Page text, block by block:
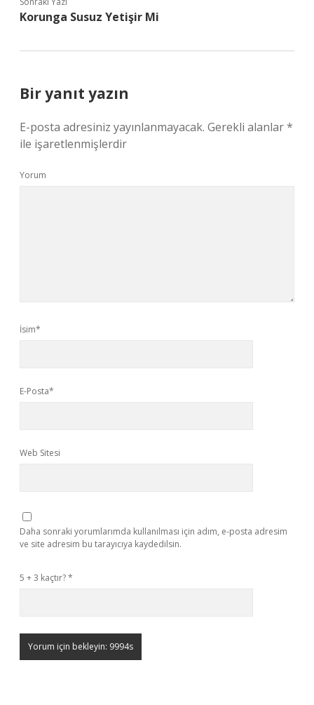
Korunga Susuz Yetişir Mi
Bir yanıt yazın
E-posta adresiniz yayınlanmayacak. Gerekli alanlar*
ile işaretlenmişlerdir
Yorum
İsim*
E-Posta*
Web Sitesi
Daha sonraki yorumlarımda kullanılması için adım, e-posta adresim
ve site adresim bu tarayıcıya kaydedilsin.
5 + 3 kaçtır?*